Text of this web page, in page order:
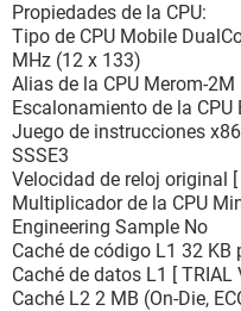
Propiedades de la CPU:
Tipo de CPU Mobile
MHz (12 x 133)
Alias de la CPU Merom-2M
Escalonamiento de la CPU
Juego de instrucciones
SSSE3
Velocidad de reloj original [
Multiplicador de la CPU
Engineering Sample No
Caché de código L1 32 KB
Caché de datos L1 [ TRIAL
Caché L2 2 MB (On-Die,